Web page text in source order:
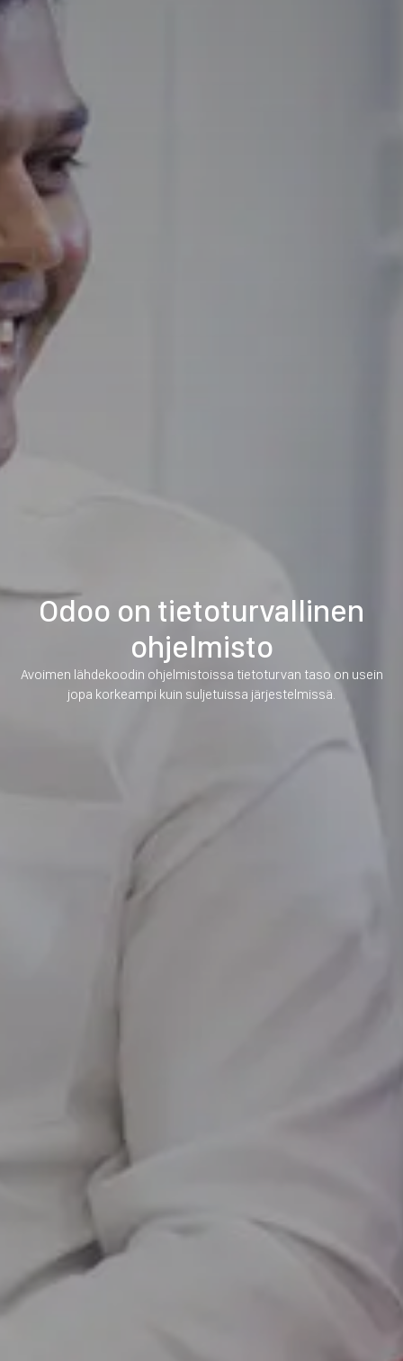
Odoo on tietoturvallinen
ohjelmisto
Avoimen lähdekoodin ohjelmistoissa tietoturvan taso on usein
jopa korkeampi kuin suljetuissa järjestelmissä.